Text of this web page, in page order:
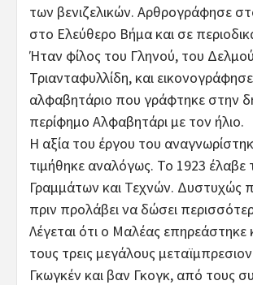
των βενιζελικών. Αρθρογράφησε
στο Ελεύθερο Βήμα και σε
Ήταν φίλος του Γληνού, του
Τριανταφυλλίδη, και
αλφαβητάριο που γράφτηκε στην
περίφημο Αλφαβητάρι με τον ήλιο.
Η αξία του έργου του
τιμήθηκε αναλόγως. Το 1923 έλαβε
Γραμμάτων και Τεχνών. Δυστυχώς
πριν προλάβει να δώσει
Λέγεται ότι ο Μαλέας επηρεάστηκε
τους τρεις μεγάλους
Γκωγκέν και βαν Γκογκ, από τους